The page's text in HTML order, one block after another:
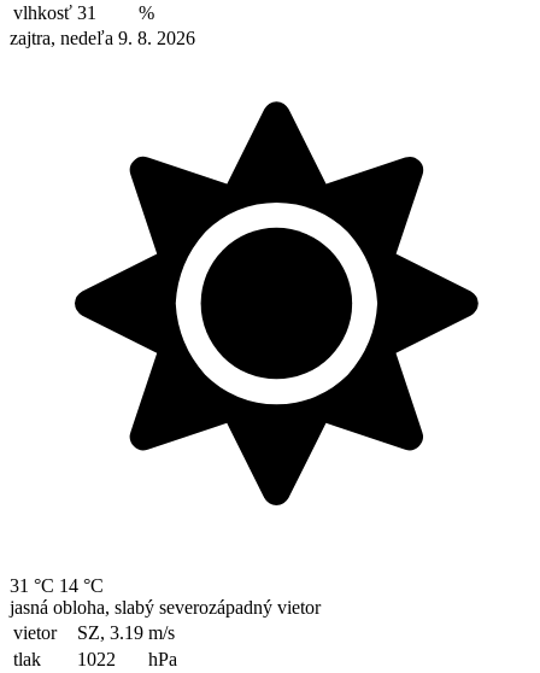
vlhkosť 31
%
zajtra, nedeľa 9. 8. 2026
31 °C 14 °C
jasná obloha, slabý severozápadný vietor
vietor
SZ, 3.19 m/s
tlak
1022
hPa